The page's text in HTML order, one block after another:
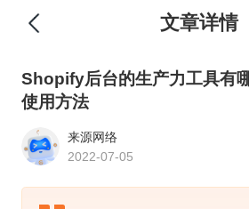
文章详情
Shopify后台的生产力工具有
使用方法
来源网络
2022-07-05